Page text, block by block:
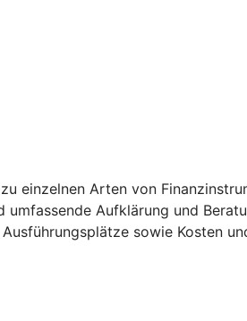
einzelnen Arten von
Aufklärung und
sowie Kosten